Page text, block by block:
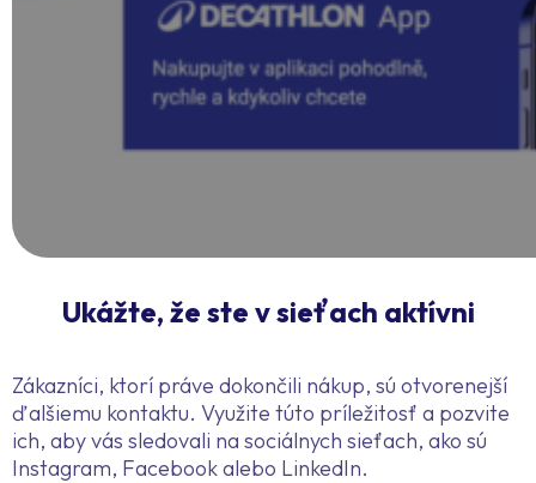
Ukážte, že ste v sieťach aktívni
Zákazníci, ktorí práve dokončili nákup, sú otvorenejší
ďalšiemu kontaktu. Využite túto príležitosť a pozvite
ich, aby vás sledovali na sociálnych sieťach, ako sú
Instagram, Facebook alebo LinkedIn.